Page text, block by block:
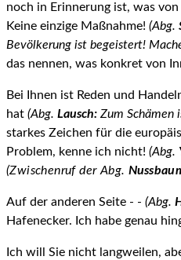
noch in Erinnerung ist, was
Keine einzige Maßnahme! (Abg.
Bevölkerung ist begeistert!
das nennen, was konkret von
Bei Ihnen ist Reden und
hat (Abg. Lausch: Zum Schämen
starkes Zeichen für die
Problem, kenne ich nicht! (Abg.
(Zwischenruf der Abg.
Auf der anderen Seite - - (Abg.
Hafenecker. Ich habe genau
Ich will Sie nicht langweilen,